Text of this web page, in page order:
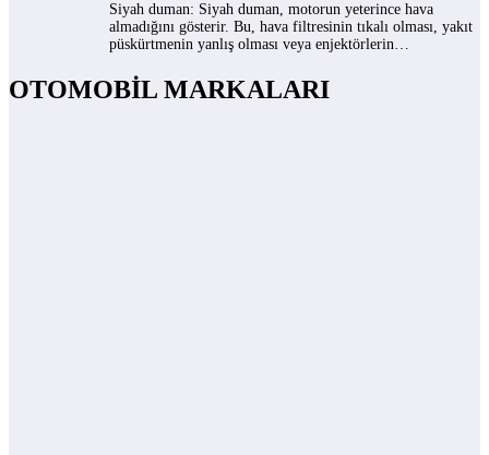
Siyah duman: Siyah duman, motorun yeterince hava
almadığını gösterir. Bu, hava filtresinin tıkalı olması, yakıt
püskürtmenin yanlış olması veya enjektörlerin…
OTOMOBİL MARKALARI